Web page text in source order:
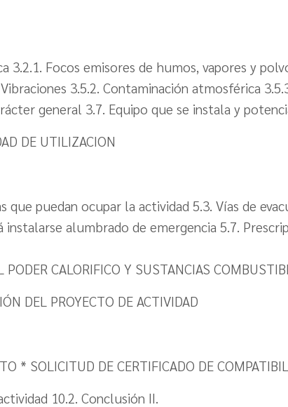
Focos emisores de humos, vapores y
3.5.2. Contaminación atmosférica
general 3.7. Equipo que se instala y
DE UTILIZACION
puedan ocupar la actividad 5.3. Vías de
alumbrado de emergencia 5.7.
CALORIFICO Y SUSTANCIAS
DEL PROYECTO DE ACTIVIDAD
* SOLICITUD DE CERTIFICADO DE
10.2. Conclusión II.